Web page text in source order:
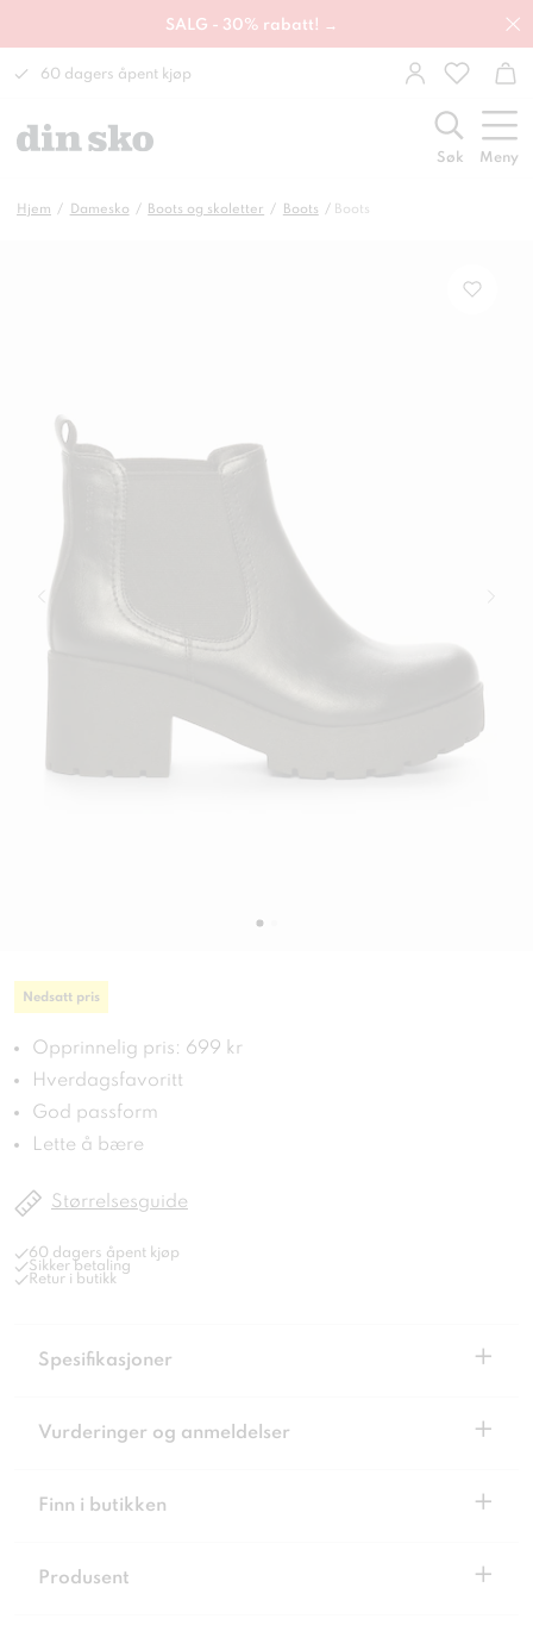
SALG - 30% rabatt! →
60 dagers åpent kjøp
Søk Meny
Hjem Damesko Boots og skoletter Boots Boots
Nedsatt pris
Opprinnelig pris: 699 kr
Hverdagsfavoritt
God passform
Lette å bære
Størrelsesguide
60 dagers åpent kjøp
Sikker betaling
Retur i butikk
Spesifikasjoner +
Vurderinger og anmeldelser +
Finn i butikken +
Produsent +